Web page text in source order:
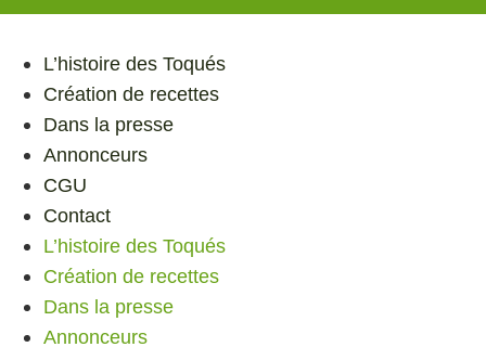
L’histoire des Toqués
Création de recettes
Dans la presse
Annonceurs
CGU
Contact
L’histoire des Toqués
Création de recettes
Dans la presse
Annonceurs